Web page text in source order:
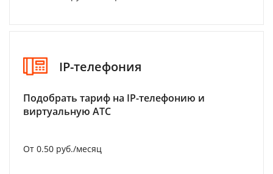
IP-телефония
Подобрать тариф на IP-телефонию и
виртуальную АТС
От 0.50 руб./месяц